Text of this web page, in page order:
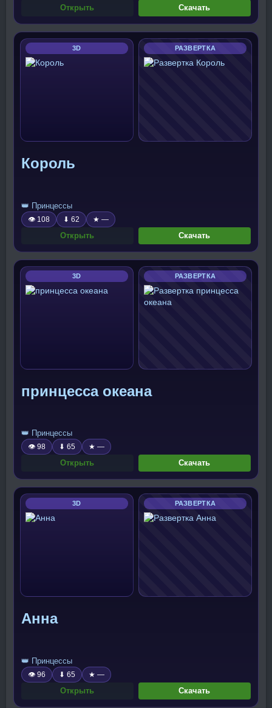
Открыть Скачать
3D РАЗВЕРТКА
Король
👑 Принцессы
👁 108 ⬇ 62 ★ —
Открыть Скачать
3D РАЗВЕРТКА
принцесса океана
👑 Принцессы
👁 98 ⬇ 65 ★ —
Открыть Скачать
3D РАЗВЕРТКА
Анна
👑 Принцессы
👁 96 ⬇ 65 ★ —
Открыть Скачать